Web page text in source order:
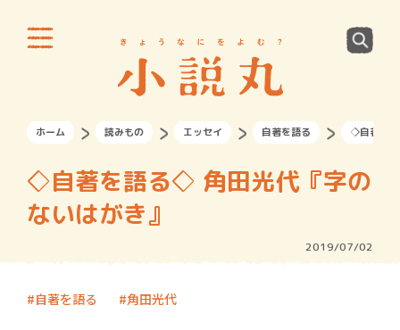
ホーム 読みもの エッセイ 自著を語る ◇自著を
◇自著を語る◇ 角田光代『字の
ないはがき』
2019/07/02
自著を語る 角田光代